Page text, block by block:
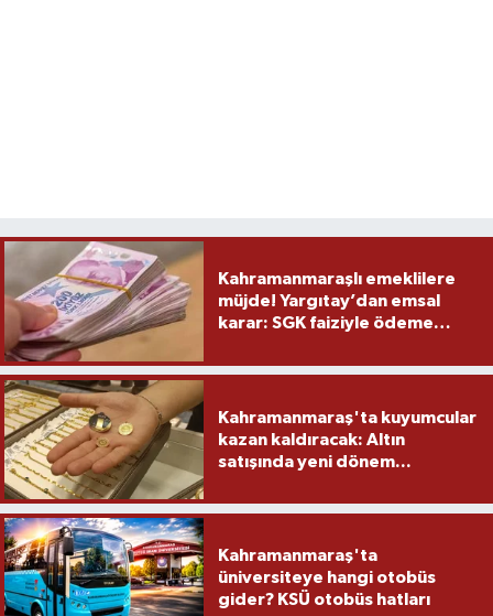
Kahramanmaraşlı emeklilere
müjde! Yargıtay’dan emsal
karar: SGK faiziyle ödeme
Kahramanmaraş'ta kuyumcular
kazan kaldıracak: Altın
satışında yeni dönem...
Kahramanmaraş'ta
üniversiteye hangi otobüs
gider? KSÜ otobüs hatları